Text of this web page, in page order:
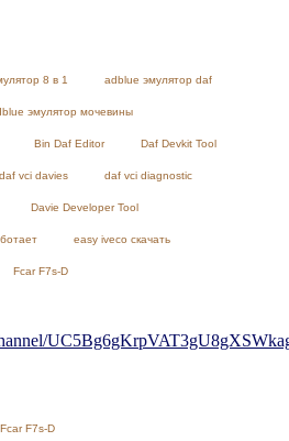
8 в 1 adblue эмулятор daf
эмулятор мочевины
Bin Daf Editor Daf Devkit Tool
daf vci davies daf vci diagnostic
Davie Developer Tool
easy iveco скачать
Fcar F7s-D
Fcar F7s-D